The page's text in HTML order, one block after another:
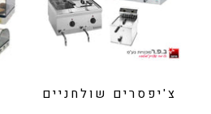
צ'יפסרים שולחניים